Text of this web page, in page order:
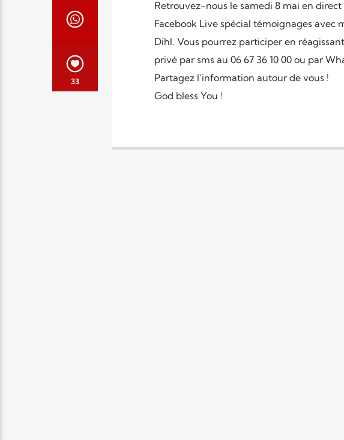
33
Retrouvez-nous le samedi 8 mai en
Facebook Live spécial témoignages avec
Dihl. Vous pourrez participer en
privé par sms au 06 67 36 10 00 ou par
Partagez l’information autour de vous !
God bless You !